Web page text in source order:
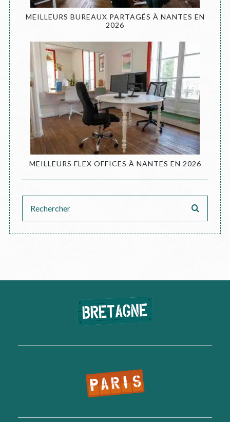
MEILLEURS BUREAUX PARTAGÉS À NANTES EN
2026
MEILLEURS FLEX OFFICES À NANTES EN 2026